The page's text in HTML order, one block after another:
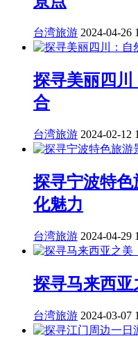
台湾旅游 2024-04-26
探寻美丽四
合
台湾旅游 2024-02-12
探寻宁波特
化魅力
台湾旅游 2024-04-29
探寻马来西
台湾旅游 2024-03-07